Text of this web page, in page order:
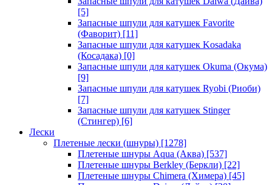
[5]
Запасные шпули для катушек Favorite
(Фаворит) [11]
Запасные шпули для катушек Kosadaka
(Косадака) [0]
Запасные шпули для катушек Okuma (Окума)
[9]
Запасные шпули для катушек Ryobi (Риоби)
[7]
Запасные шпули для катушек Stinger
(Стингер) [6]
Лески
Плетеные лески (шнуры) [1278]
Плетеные шнуры Aqua (Аква) [537]
Плетеные шнуры Berkley (Беркли) [22]
Плетеные шнуры Chimera (Химера) [45]